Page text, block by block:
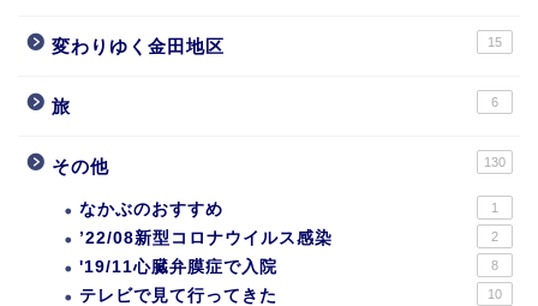
変わりゆく金田地区 15
旅 6
その他 130
なかぶのおすすめ 1
’22/08新型コロナウイルス感染 2
'19/11心臓弁膜症で入院 8
テレビで見て行ってきた 10